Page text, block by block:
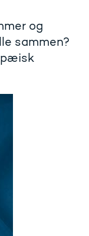
og
sammen?